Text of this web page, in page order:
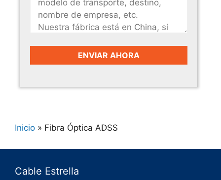
Inicio » Fibra Óptica ADSS
Cable Estrella